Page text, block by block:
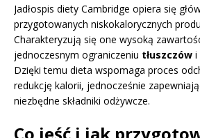
Jadłospis diety Cambridge opiera się
przygotowanych niskokalorycznych
Charakteryzują się one wysoką
jednoczesnym ograniczeniu tłuszczów i
Dzięki temu dieta wspomaga proces
redukcję kalorii, jednocześnie
niezbędne składniki odżywcze.
Co jeść i jak